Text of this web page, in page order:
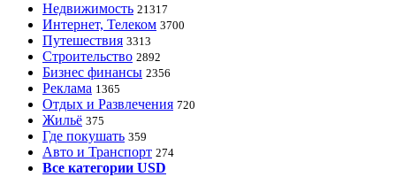
Недвижимость 21317
Интернет, Телеком 3700
Путешествия 3313
Строительство 2892
Бизнес финансы 2356
Реклама 1365
Отдых и Развлечения 720
Жильё 375
Где покушать 359
Авто и Транспорт 274
Все категории USD